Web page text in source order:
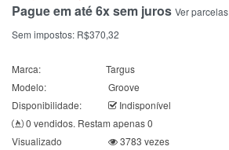
Pague em até 6x sem juros Ver parcelas
Sem impostos: R$370,32
Marca:
Targus
Modelo:
Groove
Disponibilidade:
Indisponível
0 vendidos. Restam apenas 0
Visualizado
3783 vezes